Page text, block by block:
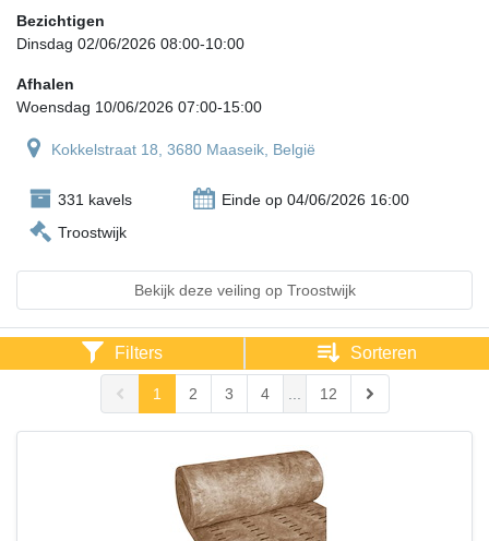
Bezichtigen
Dinsdag 02/06/2026 08:00-10:00
Afhalen
Woensdag 10/06/2026 07:00-15:00
Kokkelstraat 18, 3680 Maaseik, België
331 kavels
Einde op 04/06/2026 16:00
Troostwijk
Bekijk deze veiling op Troostwijk
Filters Sorteren
1 2 3 4 12